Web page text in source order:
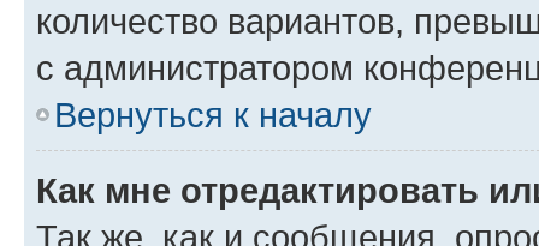
количество вариантов,
с администратором
Вернуться к началу
Как мне отредактировать
Так же, как и сообщения,